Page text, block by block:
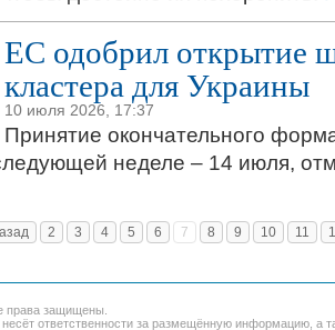
ЕС одобрил открытие
кластера для Украины
10 июля 2026, 17:37
Принятие окончательного
неделе – 14 июля,
2 3 4 5 6 7 8 9 10 11
права защищены.
ответственности за размещённую информацию, а